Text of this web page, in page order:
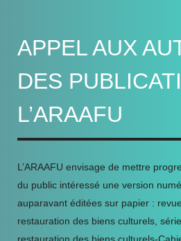
APPEL AUX
DES
L’ARAAFU
L’ARAAFU envisage de mettre
du public intéressé une version
auparavant éditées sur papier :
restauration des biens culturels,